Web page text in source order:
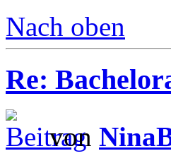
Nach oben
Re:
von